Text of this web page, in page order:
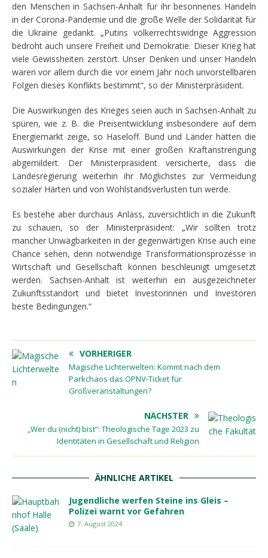
den Menschen in Sachsen-Anhalt für ihr besonnenes Handeln
in der Corona-Pandemie und die große Welle der Solidarität für
die Ukraine gedankt. „Putins völkerrechtswidrige Aggression
bedroht auch unsere Freiheit und Demokratie. Dieser Krieg hat
viele Gewissheiten zerstört. Unser Denken und unser Handeln
waren vor allem durch die vor einem Jahr noch unvorstellbaren
Folgen dieses Konflikts bestimmt“, so der Ministerpräsident.
Die Auswirkungen des Krieges seien auch in Sachsen-Anhalt zu
spüren, wie z. B. die Preisentwicklung insbesondere auf dem
Energiemarkt zeige, so Haseloff. Bund und Länder hätten die
Auswirkungen der Krise mit einer großen Kraftanstrengung
abgemildert. Der Ministerpräsident versicherte, dass die
Landesregierung weiterhin ihr Möglichstes zur Vermeidung
sozialer Härten und von Wohlstandsverlusten tun werde.
Es bestehe aber durchaus Anlass, zuversichtlich in die Zukunft
zu schauen, so der Ministerpräsident: „Wir sollten trotz
mancher Unwägbarkeiten in der gegenwärtigen Krise auch eine
Chance sehen, denn notwendige Transformationsprozesse in
Wirtschaft und Gesellschaft können beschleunigt umgesetzt
werden. Sachsen-Anhalt ist weiterhin ein ausgezeichneter
Zukunftsstandort und bietet Investorinnen und Investoren
beste Bedingungen.“
VORHERIGER
Magische Lichterwelten: Kommt nach dem
Parkchaos das ÖPNV-Ticket für
Großveranstaltungen?
NÄCHSTER
„Wer du (nicht) bist“: Theologische Tage 2023 zu
Identitäten in Gesellschaft und Religion
ÄHNLICHE ARTIKEL
Jugendliche werfen Steine ins Gleis –
Polizei warnt vor Gefahren
7. August 2024